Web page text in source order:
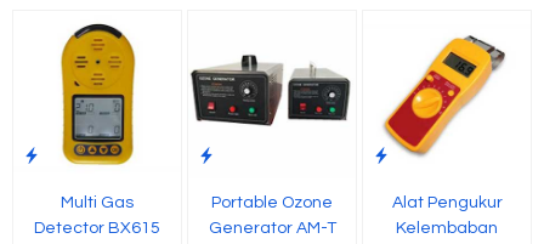
Multi Gas
Detector BX615
Portable Ozone
Generator AM-T
Alat Pengukur
Kelembaban